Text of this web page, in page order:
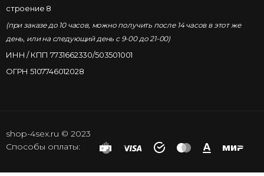
строение 8
(при заказе до 10 часов, можно получить после 14 часов в этот же
день, или на следующий день с 9-00 до 21-00)
ИНН / КПП 7731662330/503501001
ОГРН 5107746012028
shop-4sex.ru © 2023
Способы оплаты: